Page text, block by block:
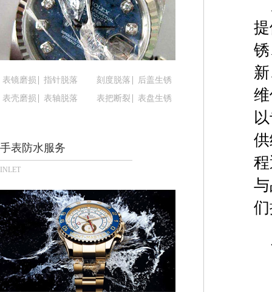
哈尔滨市道里区友谊西路600号富力中心T2座写字
大连市中山区人民路15号国际金融大厦7层G室（
佛山市禅城区季华五路57号万科金融中心C座12层
东莞市东城街道鸿福东路1号民盈国贸中心T1写字
无锡市梁溪区人民中路139号恒隆广场写字楼1座
南通市崇川区工农路57号圆融广场写字楼16层
苏州市苏州工业园区星港街199号苏州中心办公楼
武汉市江汉区解放大道686号世界贸易大厦38层09
南宁市青秀区金湖路59号地王大厦12楼1224室（
合肥市蜀山区潜山路111号万象城华润大厦B座12
泉州市丰泽区宝洲路729号浦西万达中心写字楼A
青岛市南区山东路6号华润大厦B座22层04室（需
烟台市芝罘区胜利路139号万达金融中心A座907室
长春市朝阳区西安大路727号中银大厦A座(旺进大
贵阳市南明区都司高架桥路33号亨特国际金融中心
昆明市盘龙区北京路928号同德昆明广场写字楼10
石家庄市长安区中山东路39号勒泰中心写字楼B座
表镜磨损 指针脱落 刻度脱落
后盖生锈
表壳磨损
表轴脱落 表把断裂 表盘生锈
手表防水服务
INLET